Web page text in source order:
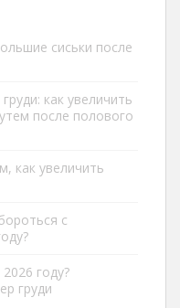
сиськи после
как увеличить
после полового
как увеличить
с
году?
груди